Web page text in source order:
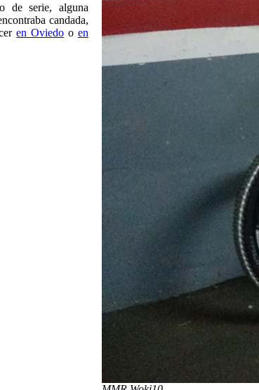
de serie, alguna
candada,
en Oviedo o en